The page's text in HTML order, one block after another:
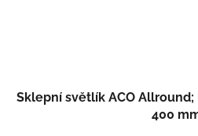
Sklepní světlík ACO Allround;
400